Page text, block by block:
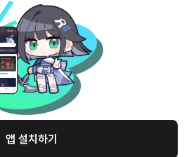
급방침 제휴 문의 고객센터 채용
by PlayXP Inc. Eternal Return and all related
Neuron, inc. or its affiliates.
앱 설치하기